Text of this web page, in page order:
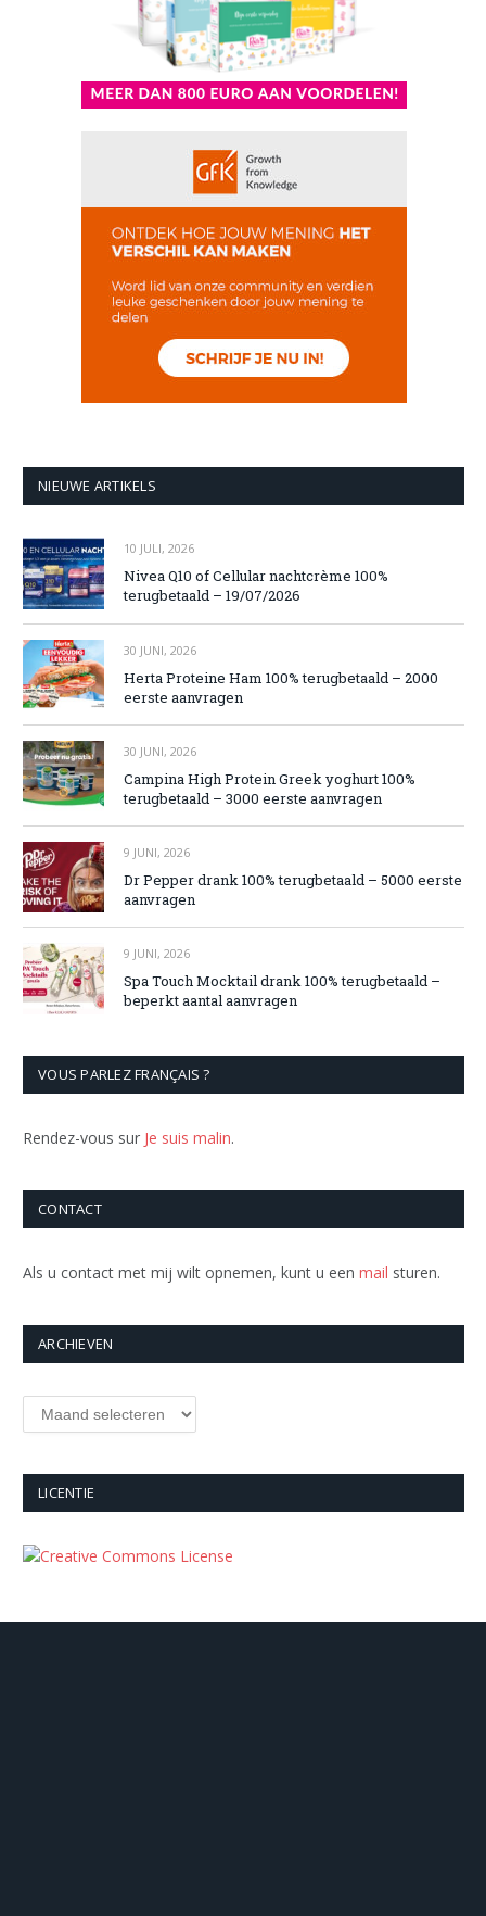
NIEUWE ARTIKELS
10 JULI, 2026
Nivea Q10 of Cellular nachtcrème 100%
terugbetaald – 19/07/2026
30 JUNI, 2026
Herta Proteine Ham 100% terugbetaald – 2000
eerste aanvragen
30 JUNI, 2026
Campina High Protein Greek yoghurt 100%
terugbetaald – 3000 eerste aanvragen
9 JUNI, 2026
Dr Pepper drank 100% terugbetaald – 5000 eerste
aanvragen
9 JUNI, 2026
Spa Touch Mocktail drank 100% terugbetaald –
beperkt aantal aanvragen
VOUS PARLEZ FRANÇAIS ?
Rendez-vous sur Je suis malin.
CONTACT
Als u contact met mij wilt opnemen, kunt u een mail sturen.
ARCHIEVEN
Archieven
LICENTIE